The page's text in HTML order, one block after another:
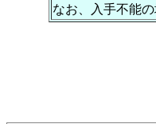
なお、入手不能